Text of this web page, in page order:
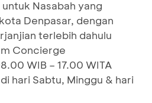
Nasabah yang
Denpasar, dengan
terlebih dahulu
Concierge
WIB – 17.00 WITA
hari Sabtu, Minggu & hari